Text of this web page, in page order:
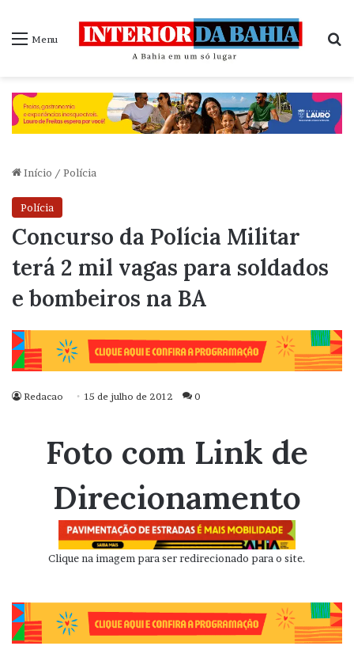
Menu
Início / Polícia
Polícia
Concurso da Polícia Militar
terá 2 mil vagas para soldados
e bombeiros na BA
Redacao 15 de julho de 2012 0
Foto com Link de
Direcionamento
Clique na imagem para ser redirecionado para o site.